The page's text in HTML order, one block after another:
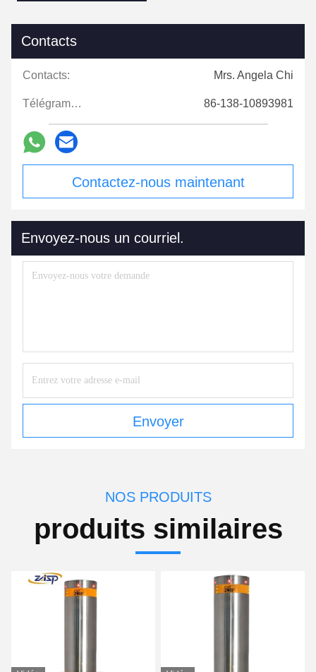
Contacts
Contacts: Mrs. Angela Chi
Télégramme: 86-138-10893981
Contactez-nous maintenant
Envoyez-nous un courriel.
Envoyer
NOS PRODUITS
produits similaires